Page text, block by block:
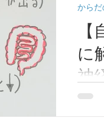
に
神
市/
尾/
自律
に分
からだ